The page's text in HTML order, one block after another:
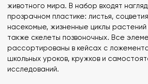
животного мира. В набор входят
прозрачном пластике: листья,
насекомые, жизненные циклы
также скелеты позвоночных. Все
рассортированы в кейсах с
школьных уроков, кружков и
исследований.